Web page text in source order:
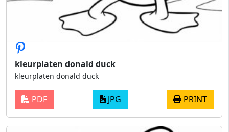
kleurplaten donald duck
kleurplaten donald duck
PDF JPG PRINT